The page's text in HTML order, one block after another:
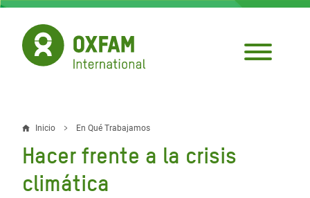
Pasar
contenido
principal
Sobrescribir
enlaces
de
Inicio En Qué Trabajamos
Hacer frente a la crisis
climática